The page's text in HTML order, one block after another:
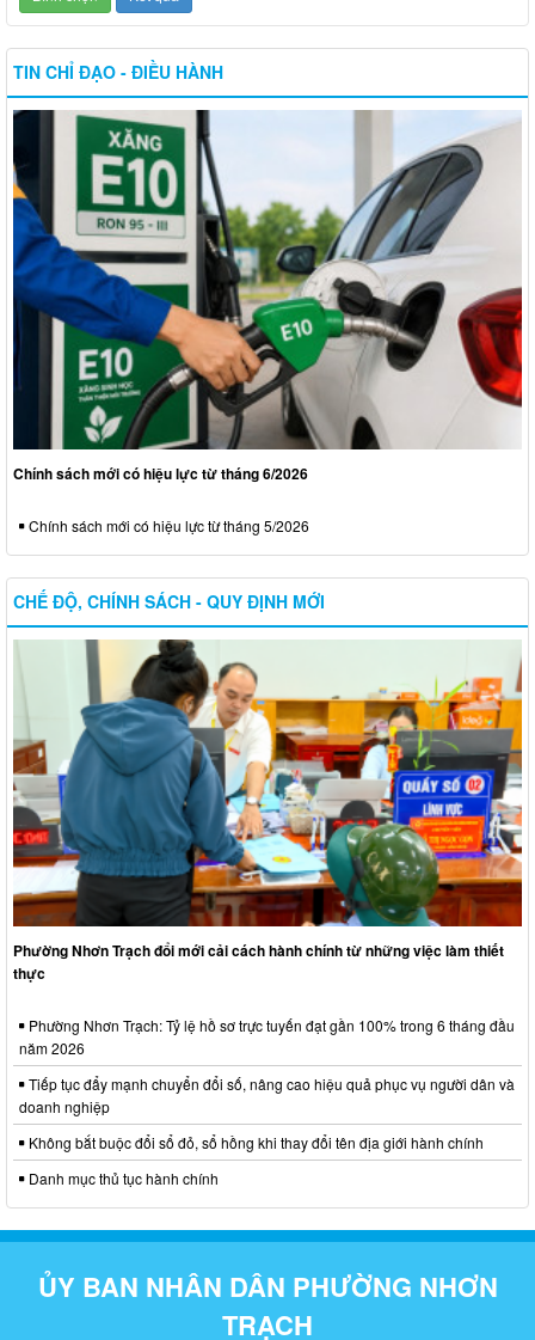
TIN CHỈ ĐẠO - ĐIỀU HÀNH
Chính sách mới có hiệu lực từ tháng 6/2026
Chính sách mới có hiệu lực từ tháng 5/2026
CHẾ ĐỘ, CHÍNH SÁCH - QUY ĐỊNH MỚI
Phường Nhơn Trạch đổi mới cải cách hành chính từ những việc làm thiết
thực
Phường Nhơn Trạch: Tỷ lệ hồ sơ trực tuyến đạt gần 100% trong 6 tháng đầu
năm 2026
Tiếp tục đẩy mạnh chuyển đổi số, nâng cao hiệu quả phục vụ người dân và
doanh nghiệp
Không bắt buộc đổi sổ đỏ, sổ hồng khi thay đổi tên địa giới hành chính
Danh mục thủ tục hành chính
ỦY BAN NHÂN DÂN PHƯỜNG NHƠN
TRẠCH